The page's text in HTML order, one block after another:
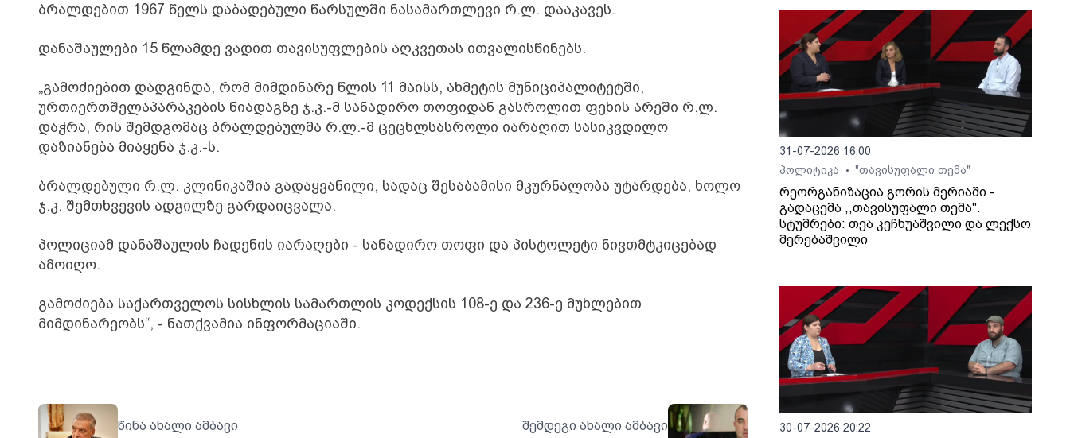
ბრალდებით 1967 წელს დაბადებული წარსულში ნასამართლევი რ.ლ. დააკავეს.
დანაშაულები 15 წლამდე ვადით თავისუფლების აღკვეთას ითვალისწინებს.
„გამოძიებით დადგინდა, რომ მიმდინარე წლის 11 მაისს, ახმეტის მუნიციპალიტეტში,
ურთიერთშელაპარაკების ნიადაგზე ჯ.კ.-მ სანადირო თოფიდან გასროლით ფეხის არეში რ.ლ.
დაჭრა, რის შემდგომაც ბრალდებულმა რ.ლ.-მ ცეცხლსასროლი იარაღით სასიკვდილო
დაზიანება მიაყენა ჯ.კ.-ს.
ბრალდებული რ.ლ. კლინიკაშია გადაყვანილი, სადაც შესაბამისი მკურნალობა უტარდება, ხოლო
ჯ.კ. შემთხვევის ადგილზე გარდაიცვალა.
პოლიციამ დანაშაულის ჩადენის იარაღები - სანადირო თოფი და პისტოლეტი ნივთმტკიცებად
ამოიღო.
გამოძიება საქართველოს სისხლის სამართლის კოდექსის 108-ე და 236-ე მუხლებით
მიმდინარეობს“, - ნათქვამია ინფორმაციაში.
წინა ახალი ამბავი
შემდეგი ახალი ამბავი
31-07-2026 16:00
პოლიტიკა
• "თავისუფალი თემა"
რეორგანიზაცია გორის მერიაში -
გადაცემა ,,თავისუფალი თემა".
სტუმრები: თეა კეჩხუაშვილი და ლექსო
მერებაშვილი
30-07-2026 20:22